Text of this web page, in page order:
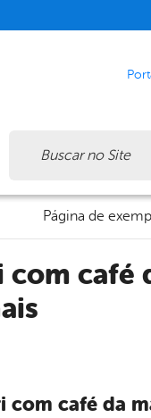
Página de
café
café da